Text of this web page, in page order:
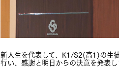
新入生を代表して、K1/S2(高1)の生
行い、感謝と明日からの決意を発表し